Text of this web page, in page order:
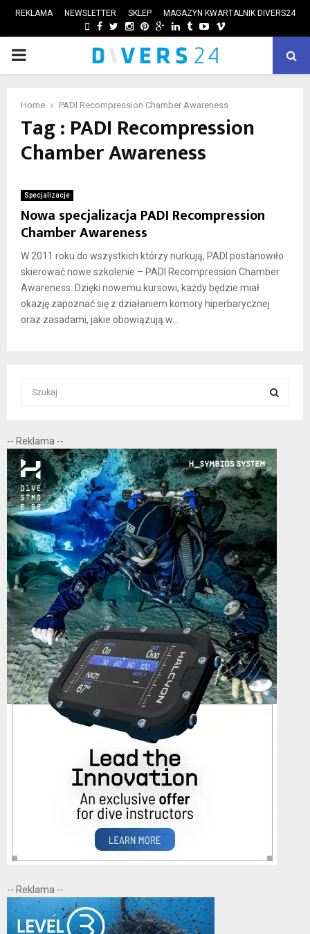
REKLAMA NEWSLETTER SKLEP MAGAZYN KWARTALNIK DIVERS24
FACEBOOK
TWITTER
INSTAGRAM
PINTEREST
GOOGLE
LINKEDIN
TUMBLRYOUTUBE
VIMEO
PRIMARY
Home PADI Recompression Chamber Awareness
Tag : PADI Recompression
Chamber Awareness
Specjalizacje
Nowa specjalizacja PADI Recompression
Chamber Awareness
W 2011 roku do wszystkich którzy nurkują, PADI postanowiło
skierować nowe szkolenie – PADI Recompression Chamber
Awareness. Dzięki nowemu kursowi, każdy będzie miał
okazję zapoznać się z działaniem komory hiperbarycznej
oraz zasadami, jakie obowiązują w...
c
h
f
o
r
:
E
A
R
C
H
-- Reklama --
-- Reklama --